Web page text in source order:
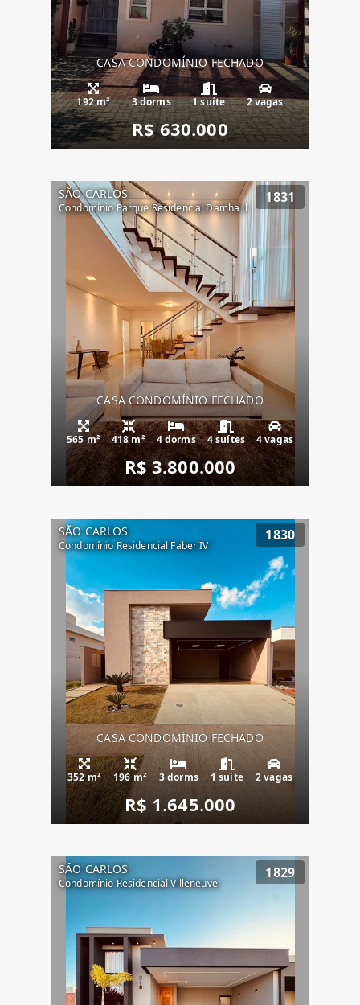
CASA CONDOMÍNIO FECHADO
192 m² 3 dorms 1 suíte 2 vagas
R$ 630.000
SÃO CARLOS
Condomínio Parque Residencial Damha ll
1831
CASA CONDOMÍNIO FECHADO
565 m² 418 m² 4 dorms 4 suítes 4 vagas
R$ 3.800.000
SÃO CARLOS
Condomínio Residencial Faber IV
1830
CASA CONDOMÍNIO FECHADO
352 m² 196 m² 3 dorms 1 suíte 2 vagas
R$ 1.645.000
SÃO CARLOS
Condomínio Residencial Villeneuve
1829